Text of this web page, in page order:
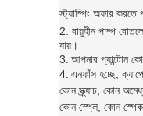
স্ট্যাম্পিং অফার করতে
2. বায়ুহীন পাম্প
যায়।
3. আপনার প্যান্টোন
4. এনফাঁস হচ্ছে,
কোন স্ক্র্যাচ, কোন
কোন স্প্লে, কোন